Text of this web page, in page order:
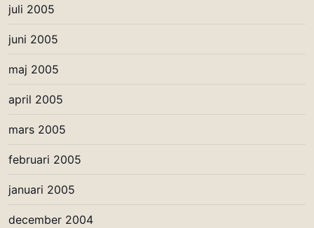
juli 2005
juni 2005
maj 2005
april 2005
mars 2005
februari 2005
januari 2005
december 2004